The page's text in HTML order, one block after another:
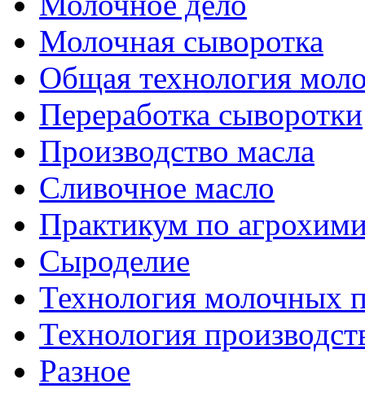
Молочная сыворотка
Общая технология
Переработка сыворотки
Производство масла
Сливочное масло
Практикум по
Сыроделие
Технология молочных
Технология
Разное